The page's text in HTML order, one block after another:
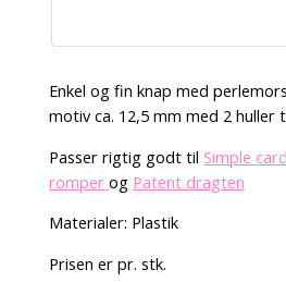
Enkel og fin knap med
motiv ca. 12,5 mm med 2 huller
Passer rigtig godt til Simple
romperog Patent dragten
Materialer: Plastik
Prisen er pr. stk.